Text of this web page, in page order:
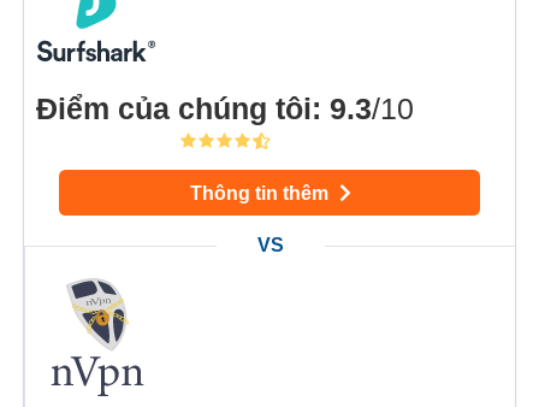
Điểm của chúng tôi: 9.3/10
Thông tin thêm